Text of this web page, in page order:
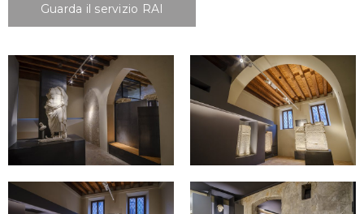
Guarda il servizio RAI